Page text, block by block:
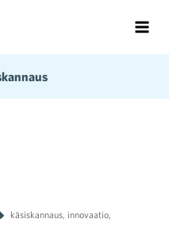
käsiskannaus, innovaatio,